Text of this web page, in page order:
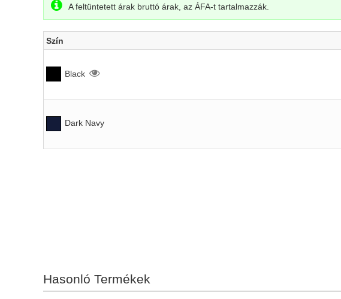
A feltüntetett árak bruttó árak, az ÁFA-t tartalmazzák.
Szín
Black
Dark Navy
Hasonló Termékek